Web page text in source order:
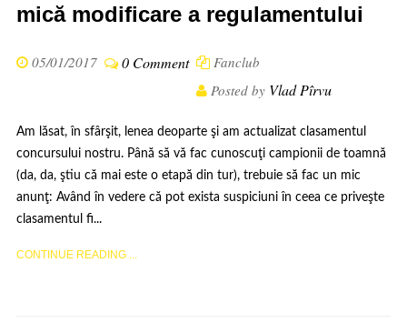
mică modificare a regulamentului
05/01/2017 0 Comment
Fanclub
Posted by Vlad Pîrvu
Am lăsat, în sfârşit, lenea deoparte şi am actualizat clasamentul
concursului nostru. Până să vă fac cunoscuţi campionii de toamnă
(da, da, ştiu că mai este o etapă din tur), trebuie să fac un mic
anunţ: Având în vedere că pot exista suspiciuni în ceea ce priveşte
clasamentul fi...
CONTINUE READING ...